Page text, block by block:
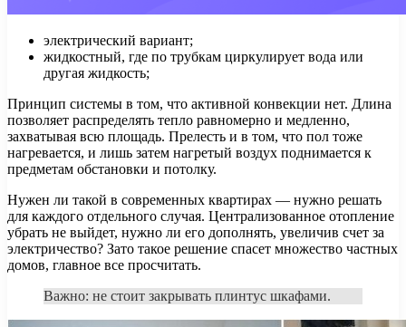
электрический вариант;
жидкостный, где по трубкам циркулирует вода или
другая жидкость;
Принцип системы в том, что активной конвекции нет. Длина
позволяет распределять тепло равномерно и медленно,
захватывая всю площадь. Прелесть и в том, что пол тоже
нагревается, и лишь затем нагретый воздух поднимается к
предметам обстановки и потолку.
Нужен ли такой в современных квартирах — нужно решать
для каждого отдельного случая. Централизованное отопление
убрать не выйдет, нужно ли его дополнять, увеличив счет за
электричество? Зато такое решение спасет множество частных
домов, главное все просчитать.
Важно: не стоит закрывать плинтус шкафами.